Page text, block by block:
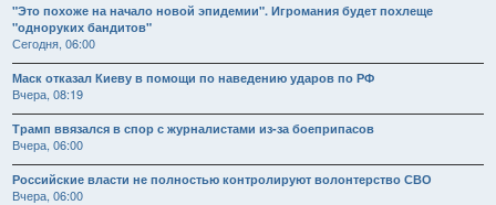
"Это похоже на начало новой эпидемии". Игромания будет похлеще
"одноруких бандитов"
Сегодня, 06:00
Маск отказал Киеву в помощи по наведению ударов по РФ
Вчера, 08:19
Трамп ввязался в спор с журналистами из-за боеприпасов
Вчера, 06:00
Российские власти не полностью контролируют волонтерство СВО
Вчера, 06:00